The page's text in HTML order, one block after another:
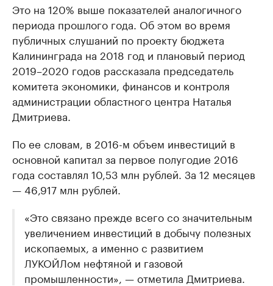
Это на 120% выше показателей аналогичного
периода прошлого года. Об этом во время
публичных слушаний по проекту бюджета
Калининграда на 2018 год и плановый период
2019–2020 годов рассказала председатель
комитета экономики, финансов и контроля
администрации областного центра Наталья
Дмитриева.
По ее словам, в 2016-м объем инвестиций в
основной капитал за первое полугодие 2016
года составлял 10,53 млн рублей. За 12 месяцев
— 46,917 млн рублей.
«Это связано прежде всего со значительным
увеличением инвестиций в добычу полезных
ископаемых, а именно с развитием
ЛУКОЙЛом нефтяной и газовой
промышленности», — отметила Дмитриева.